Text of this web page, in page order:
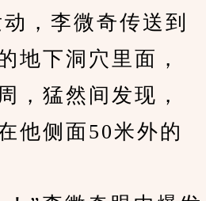
地下洞穴里面，
，猛然间发现，
他侧面50米外的